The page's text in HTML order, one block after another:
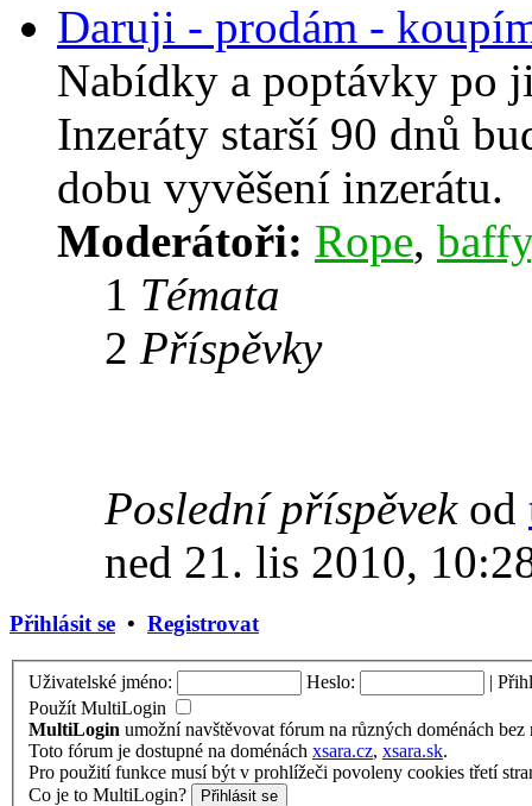
Daruji - prodám -
Nabídky a poptávky po
Inzeráty starší 90 dnů
dobu vyvěšení inzerátu.
Moderátoři: Rope, baffy
1 Témata
2 Příspěvky
Poslední příspěvekod
ned 21. lis 2010,
Přihlásit se • Registrovat
Uživatelské jméno: Heslo: |
Použít MultiLogin
MultiLogin umožní navštěvovat fórum na různých doménách
Toto fórum je dostupné na doménách xsara.cz, xsara.sk.
Pro použití funkce musí být v prohlížeči povoleny cookies třetí
Co je to MultiLogin?